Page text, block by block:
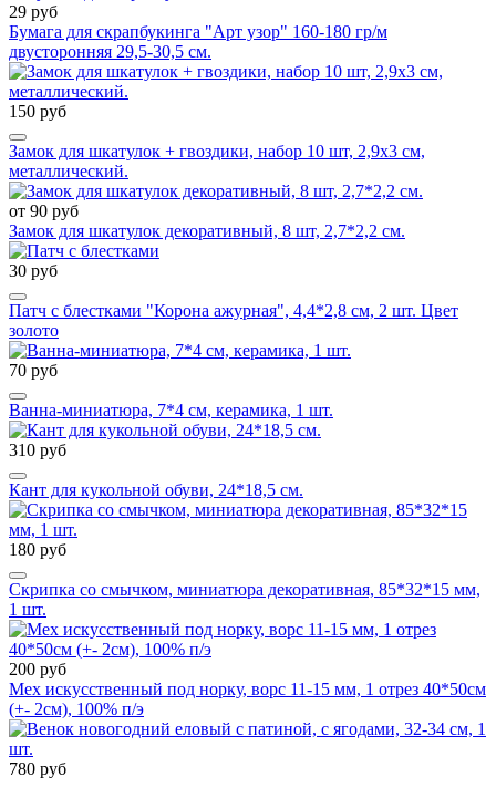
29 руб
Бумага для скрапбукинга "Арт узор" 160-180 гр/м
двусторонняя 29,5-30,5 см.
150 руб
Замок для шкатулок + гвоздики, набор 10 шт, 2,9х3 см,
металлический.
от 90 руб
Замок для шкатулок декоративный, 8 шт, 2,7*2,2 см.
30 руб
Патч с блестками "Корона ажурная", 4,4*2,8 см, 2 шт. Цвет
золото
70 руб
Ванна-миниатюра, 7*4 см, керамика, 1 шт.
310 руб
Кант для кукольной обуви, 24*18,5 см.
180 руб
Скрипка со смычком, миниатюра декоративная, 85*32*15 мм,
1 шт.
200 руб
Мех искусственный под норку, ворс 11-15 мм, 1 отрез 40*50см
(+- 2см), 100% п/э
780 руб